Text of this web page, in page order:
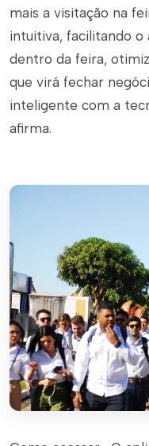
mais a visitação na
intuitiva, facilitando o
dentro da feira,
que virá fechar
inteligente com a
afirma.